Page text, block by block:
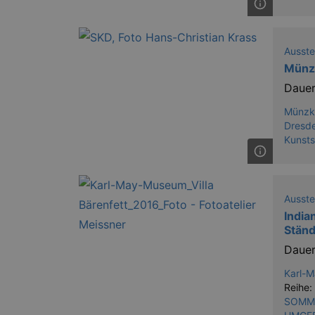
Karl-
Reihe:
_gid